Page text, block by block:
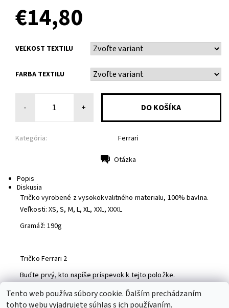
€14,80
VEĽKOST TEXTILU
FARBA TEXTILU
- +
Kategória: Ferrari
Otázka
Popis
Diskusia
Tričko vyrobené z vysokokvalitného materialu, 100% bavlna.
Veľkosti: XS, S, M, L, XL, XXL, XXXL
Gramáž: 190g
Tričko Ferrari 2
Buďte prvý, kto napíše príspevok k tejto položke.
Pridať komentár
Tento web používa súbory cookie. Ďalším prechádzaním
tohto webu vyjadrujete súhlas s ich používaním.